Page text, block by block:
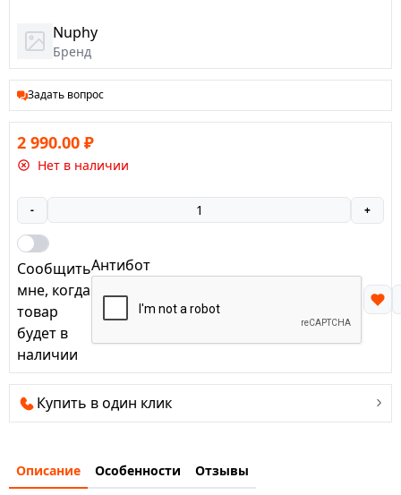
Nuphy
Бренд
Задать вопрос
2 990.00 ₽
Нет в наличии
- +
Сообщить
мне, когда
товар
будет в
наличии
Антибот
Купить в один клик
Описание Особенности Отзывы